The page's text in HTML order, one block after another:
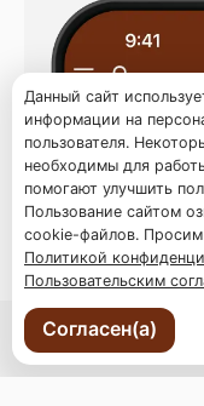
г.
Данный сайт
информации на
пользователя.
необходимы для
помогают улучшить
Пользование сайтом
cookie-файлов. Просим
Политикой
Пользовательским
Согласен(а)